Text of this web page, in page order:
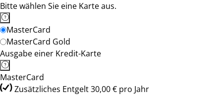
Bitte wählen Sie eine Karte aus.
MasterCard
MasterCard Gold
Ausgabe einer Kredit-Karte
MasterCard
Zusätzliches Entgelt 30,00 € pro Jahr